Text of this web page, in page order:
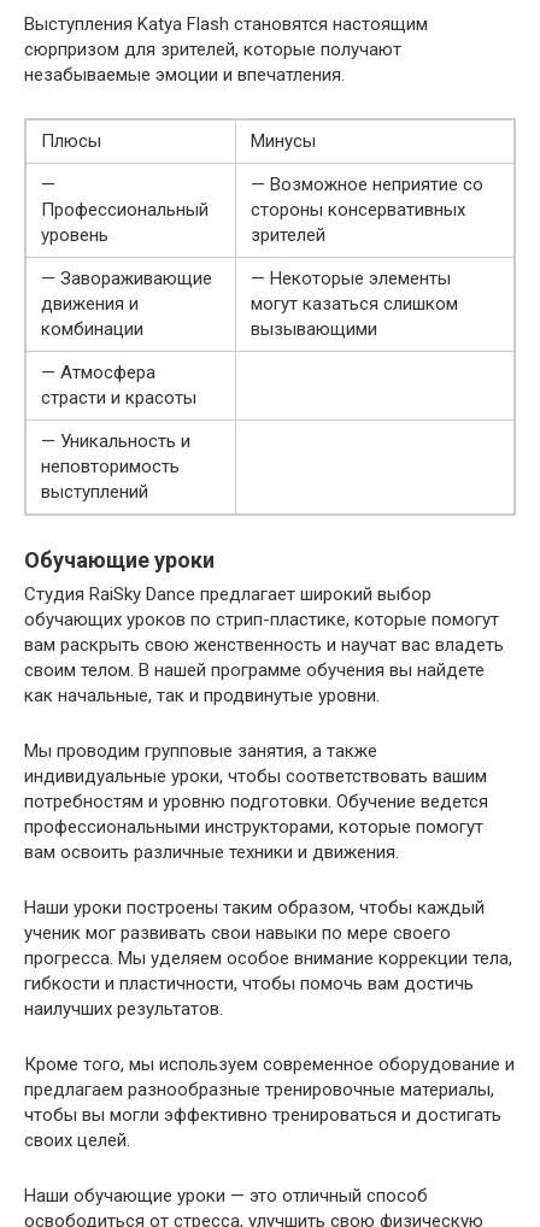
Выступления Katya Flash становятся настоящим
сюрпризом для зрителей, которые получают
незабываемые эмоции и впечатления.
Плюсы
Минусы
—
Профессиональный
уровень
— Возможное неприятие со
стороны консервативных
зрителей
— Завораживающие
движения и
комбинации
— Некоторые элементы
могут казаться слишком
вызывающими
— Атмосфера
страсти и красоты
— Уникальность и
неповторимость
выступлений
Обучающие уроки
Студия RaiSky Dance предлагает широкий выбор
обучающих уроков по стрип-пластике, которые помогут
вам раскрыть свою женственность и научат вас владеть
своим телом. В нашей программе обучения вы найдете
как начальные, так и продвинутые уровни.
Мы проводим групповые занятия, а также
индивидуальные уроки, чтобы соответствовать вашим
потребностям и уровню подготовки. Обучение ведется
профессиональными инструкторами, которые помогут
вам освоить различные техники и движения.
Наши уроки построены таким образом, чтобы каждый
ученик мог развивать свои навыки по мере своего
прогресса. Мы уделяем особое внимание коррекции тела,
гибкости и пластичности, чтобы помочь вам достичь
наилучших результатов.
Кроме того, мы используем современное оборудование и
предлагаем разнообразные тренировочные материалы,
чтобы вы могли эффективно тренироваться и достигать
своих целей.
Наши обучающие уроки — это отличный способ
освободиться от стресса, улучшить свою физическую